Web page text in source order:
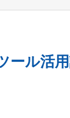
ール活